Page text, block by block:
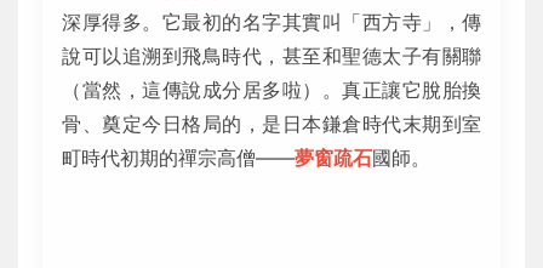
深厚得多。它最初的名字其實叫「西方寺」，傳
說可以追溯到飛鳥時代，甚至和聖德太子有關聯
（當然，這傳說成分居多啦）。真正讓它脫胎換
骨、奠定今日格局的，是日本鎌倉時代末期到室
町時代初期的禪宗高僧——夢窗疏石國師。